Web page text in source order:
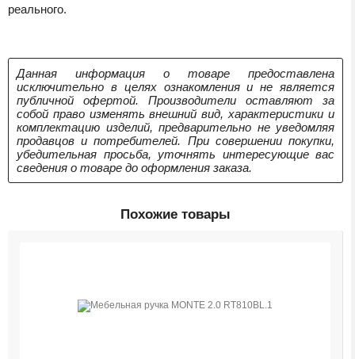
реального.
Данная информация о товаре предоставлена
исключительно в целях ознакомления и не является
публичной офертой. Производители оставляют за
собой право изменять внешний вид, характеристики и
комплектацию изделий, предварительно не уведомляя
продавцов и потребителей. При совершении покупки,
убедительная просьба, уточнять интересующие вас
сведения о товаре до оформления заказа.
Похожие товары